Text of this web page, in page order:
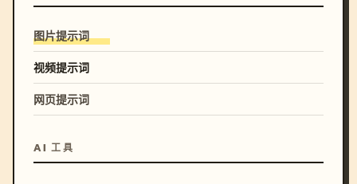
图片提示词
视频提示词
网页提示词
AI 工具